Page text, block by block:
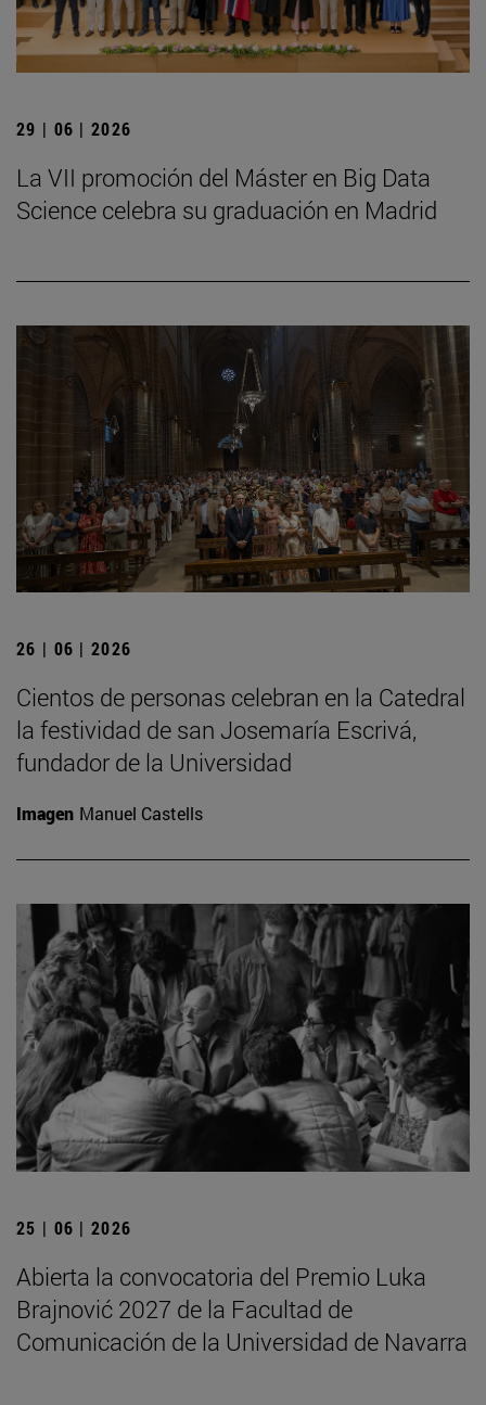
29 | 06 | 2026
La VII promoción del Máster en Big Data
Science celebra su graduación en Madrid
26 | 06 | 2026
Cientos de personas celebran en la Catedral
la festividad de san Josemaría Escrivá,
fundador de la Universidad
Imagen Manuel Castells
25 | 06 | 2026
Abierta la convocatoria del Premio Luka
Brajnović 2027 de la Facultad de
Comunicación de la Universidad de Navarra